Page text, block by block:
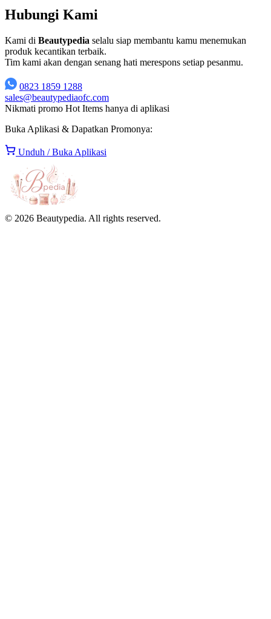
Hubungi Kami
Kami di Beautypedia selalu siap membantu kamu menemukan
produk kecantikan terbaik.
Tim kami akan dengan senang hati merespons setiap pesanmu.
0823 1859 1288
sales@beautypediaofc.com
Nikmati promo Hot Items hanya di aplikasi
Buka Aplikasi & Dapatkan Promonya:
Unduh / Buka Aplikasi
© 2026 Beautypedia. All rights reserved.